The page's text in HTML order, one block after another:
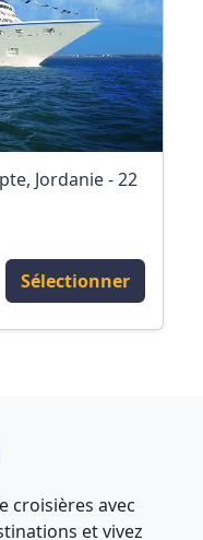
Jordanie - 22
Sélectionner
croisières avec
et vivez